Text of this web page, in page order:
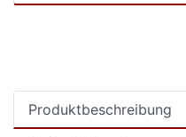
Produktbeschreibung